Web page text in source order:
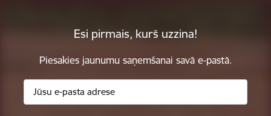
Esi pirmais, kurš uzzina!
Piesakies jaunumu saņemšanai savā e-pastā.